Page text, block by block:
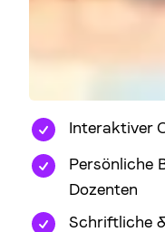
Interaktiver
Persönliche
Dozenten
Schriftliche